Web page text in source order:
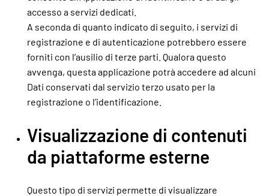
accesso a servizi dedicati.
A seconda di quanto indicato di seguito, i servizi di
registrazione e di autenticazione potrebbero essere
forniti con l’ausilio di terze parti. Qualora questo
avvenga, questa applicazione potrà accedere ad alcuni
Dati conservati dal servizio terzo usato per la
registrazione o l’identificazione.
Visualizzazione di contenuti
da piattaforme esterne
Questo tipo di servizi permette di visualizzare